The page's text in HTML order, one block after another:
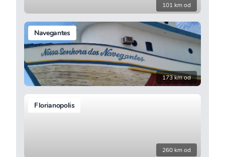
101 km od
Navegantes
173 km od
Florianopolis
260 km od